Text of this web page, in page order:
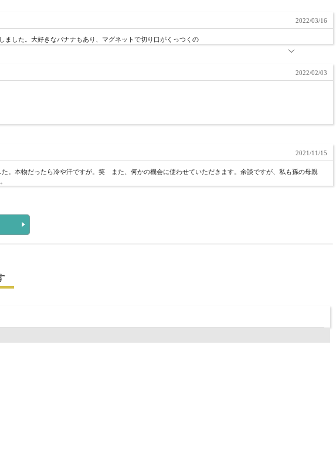
2022/03/16
した。大好きなバナナもあり、マグネットで切り口がくっつくの
2022/02/03
2021/11/15
。本物だったら冷や汗ですが。笑 また、何かの機会に使わせていただきます。余談ですが、私も孫の母親